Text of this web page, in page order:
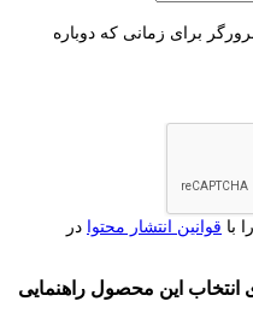
برای زمانی که دوباره
با قوانین انتشار محتوا در
انتخاب این محصول راهنمایی